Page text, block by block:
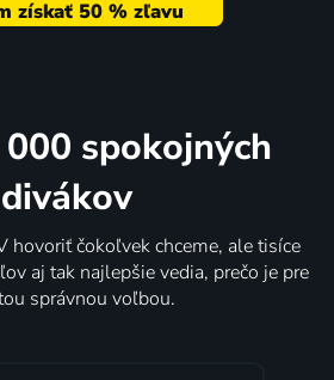
spokojných
divákov
hovoriť čokoľvek chceme, ale tisíce
aj tak najlepšie vedia, prečo je pre
správnou voľbou.